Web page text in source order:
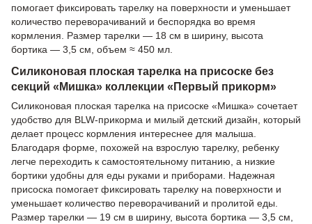
помогает фиксировать тарелку на поверхности и уменьшает
количество переворачиваний и беспорядка во время
кормления. Размер тарелки — 18 см в ширину, высота
бортика — 3,5 см, объем ≈ 450 мл.
Силиконовая плоская тарелка на присоске без
секций «Мишка» коллекции «Первый прикорм»
Силиконовая плоская тарелка на присоске «Мишка» сочетает
удобство для BLW-прикорма и милый детский дизайн, который
делает процесс кормления интереснее для малыша.
Благодаря форме, похожей на взрослую тарелку, ребенку
легче переходить к самостоятельному питанию, а низкие
бортики удобны для еды руками и приборами. Надежная
присоска помогает фиксировать тарелку на поверхности и
уменьшает количество переворачиваний и пролитой еды.
Размер тарелки — 19 см в ширину, высота бортика — 3,5 см,